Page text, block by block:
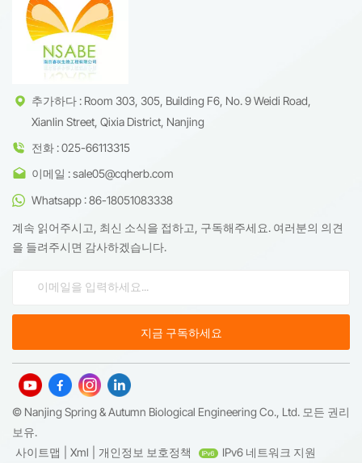
추가하다 : Room 303, 305, Building F6, No. 9 Weidi Road,
Xianlin Street, Qixia District, Nanjing
전화 : 025-66113315
이메일 : sale05@cqherb.com
Whatsapp : 86-18051083338
계속 읽어주시고, 최신 소식을 접하고, 구독해주세요. 여러분의 의견
을 들려주시면 감사하겠습니다.
© Nanjing Spring & Autumn Biological Engineering Co., Ltd. 모든 권리
보유.
사이트맵
Xml 개인정보 보호정책 IPv6 네트워크 지원